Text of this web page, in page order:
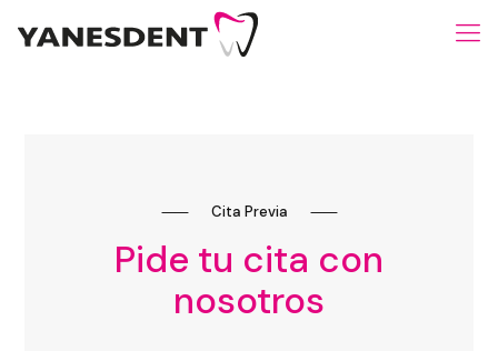
⸺ Cita Previa ⸺
Pide tu cita con
nosotros